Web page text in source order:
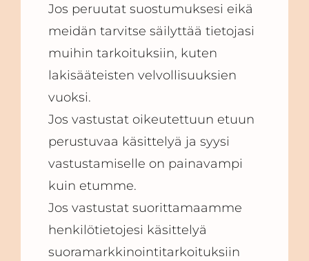
Jos peruutat suostumuksesi eikä
meidän tarvitse säilyttää tietojasi
muihin tarkoituksiin, kuten
lakisääteisten velvollisuuksien
vuoksi.
Jos vastustat oikeutettuun etuun
perustuvaa käsittelyä ja syysi
vastustamiselle on painavampi
kuin etumme.
Jos vastustat suorittamaamme
henkilötietojesi käsittelyä
suoramarkkinointitarkoituksiin